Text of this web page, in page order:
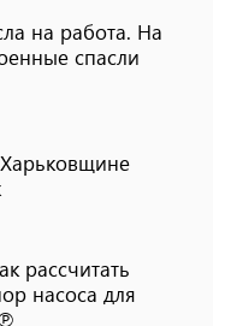
на работа. На
спасли
рассчитать
насоса для